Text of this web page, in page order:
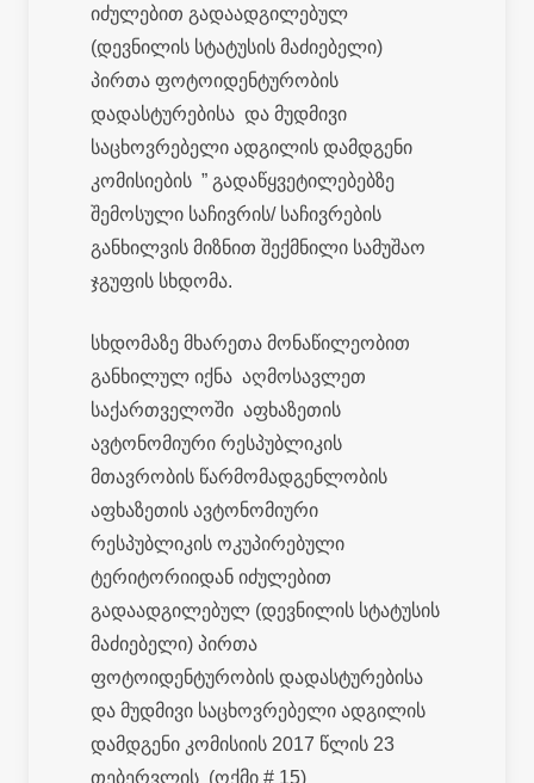
იძულებით გადაადგილებულ
(დევნილის სტატუსის მაძიებელი)
პირთა ფოტოიდენტურობის
დადასტურებისა და მუდმივი
საცხოვრებელი ადგილის დამდგენი
კომისიების ” გადაწყვეტილებებზე
შემოსული საჩივრის/ საჩივრების
განხილვის მიზნით შექმნილი სამუშაო
ჯგუფის სხდომა.
სხდომაზე მხარეთა მონაწილეობით
განხილულ იქნა აღმოსავლეთ
საქართველოში აფხაზეთის
ავტონომიური რესპუბლიკის
მთავრობის წარმომადგენლობის
აფხაზეთის ავტონომიური
რესპუბლიკის ოკუპირებული
ტერიტორიიდან იძულებით
გადაადგილებულ (დევნილის სტატუსის
მაძიებელი) პირთა
ფოტოიდენტურობის დადასტურებისა
და მუდმივი საცხოვრებელი ადგილის
დამდგენი კომისიის 2017 წლის 23
თებერვლის (ოქმი # 15)